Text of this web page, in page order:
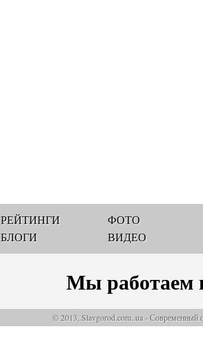
РЕЙТИНГИ
БЛОГИ
ФОТО
ВИДЕО
Мы работаем
© 2013, Slavgorod.com..ua - Современный